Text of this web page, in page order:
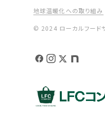
© 2024 ローカルフード
地球温暖化への取り組み